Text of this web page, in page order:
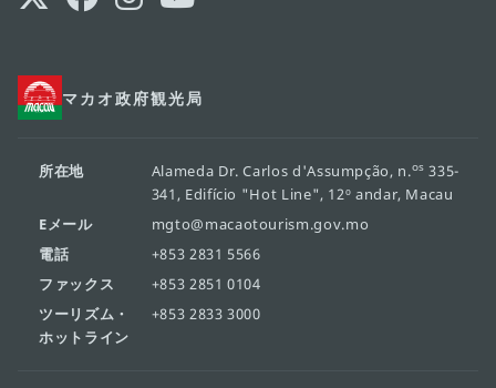
マカオ政府観光局
所在地 Alameda Dr. Carlos d'Assumpção, n.os 335-
341, Edifício "Hot Line", 12º andar, Macau
Eメール
mgto@macaotourism.gov.mo
電話
+853 2831 5566
ファックス
+853 2851 0104
ツーリズム・
ホットライン
+853 2833 3000